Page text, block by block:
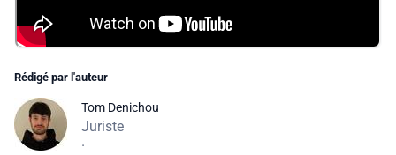
Rédigé par l'auteur
Tom Denichou
Juriste
·